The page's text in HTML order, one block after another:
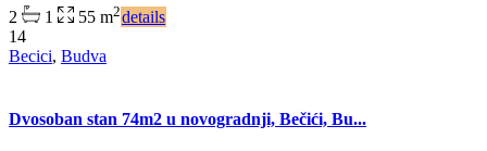
2 1 55 m2details
14
Becici, Budva
Dvosoban stan 74m2 u novogradnji, Bečići, Bu...